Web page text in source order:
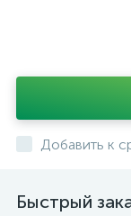
Добавить к
Быстрый